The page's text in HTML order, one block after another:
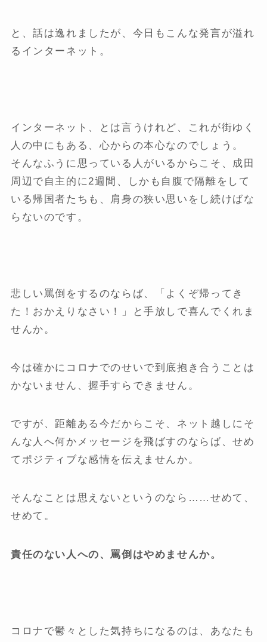
と、話は逸れましたが、今日もこんな発言が溢れ
るインターネット。
インターネット、とは言うけれど、これが街ゆく
人の中にもある、心からの本心なのでしょう。
そんなふうに思っている人がいるからこそ、成田
周辺で自主的に2週間、しかも自腹で隔離をして
いる帰国者たちも、肩身の狭い思いをし続けばな
らないのです。
悲しい罵倒をするのならば、「よくぞ帰ってき
た！おかえりなさい！」と手放しで喜んでくれま
せんか。
今は確かにコロナでのせいで到底抱き合うことは
かないません、握手すらできません。
ですが、距離ある今だからこそ、ネット越しにそ
んな人へ何かメッセージを飛ばすのならば、せめ
てポジティブな感情を伝えませんか。
そんなことは思えないというのなら……せめて、
せめて。
責任のない人への、罵倒はやめませんか。
コロナで鬱々とした気持ちになるのは、あなたも